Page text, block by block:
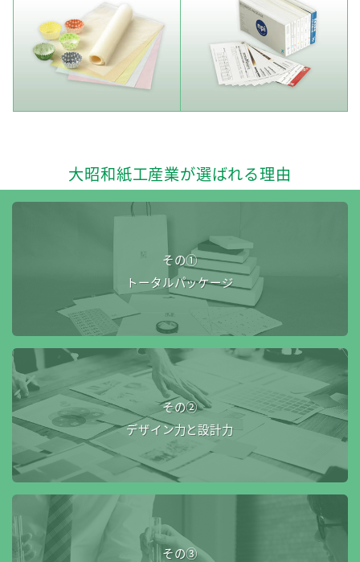
大昭和紙工産業が選ばれる理由
その①
トータルパッケージ
その②
デザイン力と設計力
その③